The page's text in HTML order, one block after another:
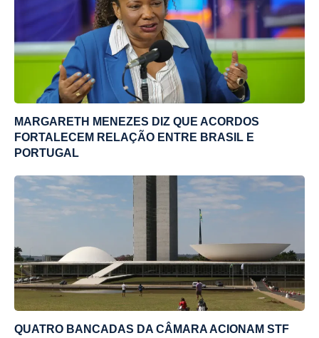
MARGARETH MENEZES DIZ QUE ACORDOS
FORTALECEM RELAÇÃO ENTRE BRASIL E
PORTUGAL
QUATRO BANCADAS DA CÂMARA ACIONAM STF